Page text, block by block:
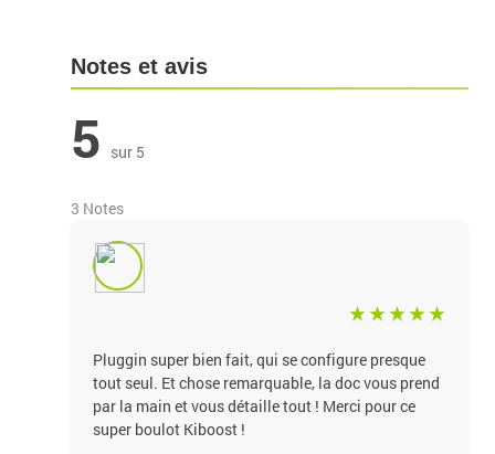
Notes et avis
5 sur 5
3 Notes
Pluggin super bien fait, qui se configure presque
tout seul. Et chose remarquable, la doc vous prend
par la main et vous détaille tout ! Merci pour ce
super boulot Kiboost !